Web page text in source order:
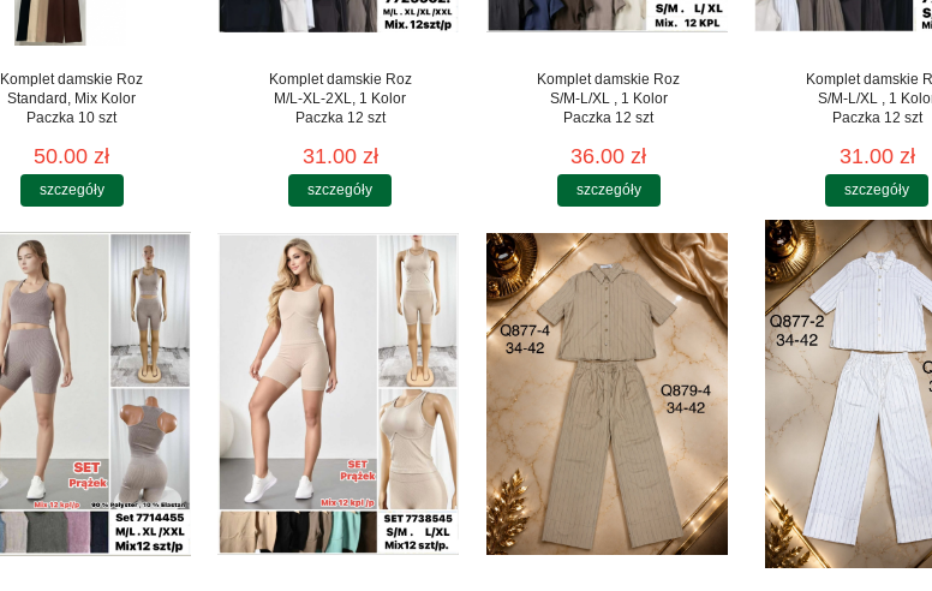
Komplet damskie Roz
Standard, Mix Kolor
Paczka 10 szt
50.00 zł
szczegóły
Komplet damskie Roz
M/L-XL-2XL, 1 Kolor
Paczka 12 szt
31.00 zł
szczegóły
Komplet damskie Roz
S/M-L/XL , 1 Kolor
Paczka 12 szt
36.00 zł
szczegóły
Komplet damskie
S/M-L/XL , 1
Paczka 12 szt
31.00 zł
szczegóły